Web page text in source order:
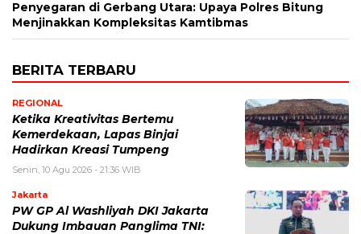
​Penyegaran di Gerbang Utara: Upaya Polres Bitung
Menjinakkan Kompleksitas Kamtibmas
BERITA TERBARU
REGIONAL
Ketika Kreativitas Bertemu
Kemerdekaan, Lapas Binjai
Hadirkan Kreasi Tumpeng
Senin, 10 Agu 2026 - 21:36 WIB
Jakarta
PW GP Al Washliyah DKI Jakarta
Dukung Imbauan Panglima TNI: